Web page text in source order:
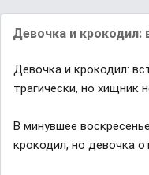
Девочка и крокодил:
Девочка и крокодил:
трагически, но хищник
В минувшее
крокодил, но девочка